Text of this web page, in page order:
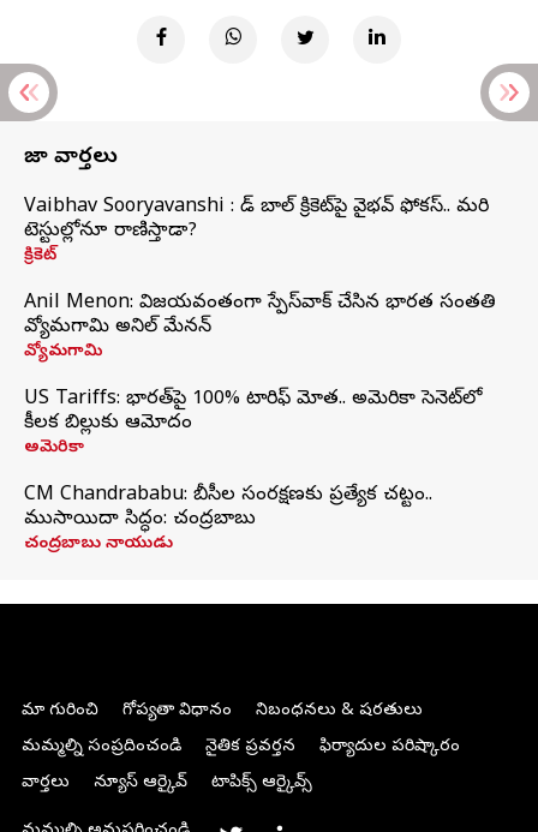
తాజా వార్తలు
Vaibhav Sooryavanshi : రెడ్ బాల్ క్రికెట్‌పై వైభవ్ ఫోకస్.. మరి
టెస్టుల్లోనూ రాణిస్తాడా?
క్రికెట్
Anil Menon: విజయవంతంగా స్పేస్‌వాక్‌ చేసిన భారత సంతతి
వ్యోమగామి అనిల్‌ మేనన్
వ్యోమగామి
US Tariffs: భారత్‌పై 100% టారిఫ్‌ మోత.. అమెరికా సెనెట్‌లో
కీలక బిల్లుకు ఆమోదం
అమెరికా
CM Chandrababu: బీసీల సంరక్షణకు ప్రత్యేక చట్టం..
ముసాయిదా సిద్ధం: చంద్రబాబు
చంద్రబాబు నాయుడు
మా గురించి గోప్యతా విధానం
నిబంధనలు & షరతులు
మమ్మల్ని సంప్రదించండి
నైతిక ప్రవర్తన
ఫిర్యాదుల పరిష్కారం
వార్తలు
న్యూస్ ఆర్కైవ్ టాపిక్స్ ఆర్కైవ్స్